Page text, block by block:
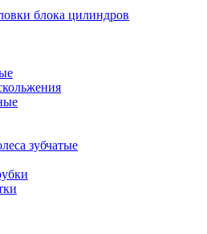
блока цилиндров
зубчатые